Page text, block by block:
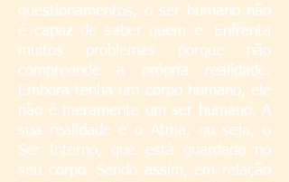
questionamentos, o ser humano não
é capaz de saber quem é. Enfrenta
muitos problemas porque não
compreende a própria realidade.
Embora tenha um corpo humano, ele
não é meramente um ser humano. A
sua realidade é o Atma, ou seja, o
Ser Interno, que está guardado no
seu corpo. Sendo assim, em relação